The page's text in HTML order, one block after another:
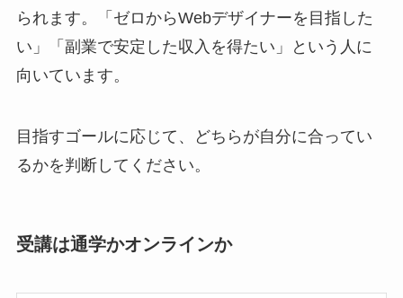
られます。「ゼロからWebデザイナーを目指した
い」「副業で安定した収入を得たい」という人に
向いています。
目指すゴールに応じて、どちらが自分に合ってい
るかを判断してください。
受講は通学かオンラインか